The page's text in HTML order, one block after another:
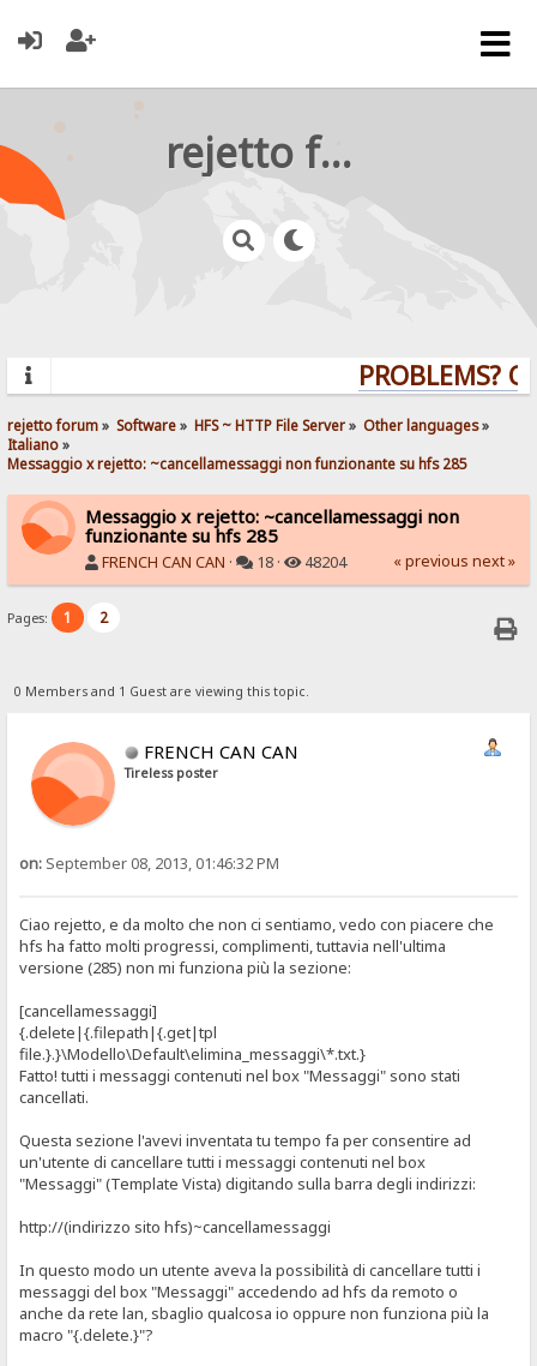
rejetto forum
PROBLEMS?
rejetto forum» Software» HFS ~ HTTP File Server» Other languages»
Italiano»
Messaggio x rejetto: ~cancellamessaggi non funzionante su hfs 285
Messaggio x rejetto: ~cancellamessaggi non
funzionante su hfs 285
FRENCH CAN CAN · 18 · 48204 « previous next »
Pages: 1 2
0 Members and 1 Guest are viewing this topic.
FRENCH CAN CAN
Tireless poster
on: September 08, 2013, 01:46:32 PM
Ciao rejetto, e da molto che non ci sentiamo, vedo con piacere che
hfs ha fatto molti progressi, complimenti, tuttavia nell'ultima
versione (285) non mi funziona più la sezione:
[cancellamessaggi]
{.delete|{.filepath|{.get|tpl
file.}.}\Modello\Default\elimina_messaggi\*.txt.}
Fatto! tutti i messaggi contenuti nel box "Messaggi" sono stati
cancellati.
Questa sezione l'avevi inventata tu tempo fa per consentire ad
un'utente di cancellare tutti i messaggi contenuti nel box
"Messaggi" (Template Vista) digitando sulla barra degli indirizzi:
http://(indirizzo sito hfs)~cancellamessaggi
In questo modo un utente aveva la possibilità di cancellare tutti i
messaggi del box "Messaggi" accedendo ad hfs da remoto o
anche da rete lan, sbaglio qualcosa io oppure non funziona più la
macro "{.delete.}"?